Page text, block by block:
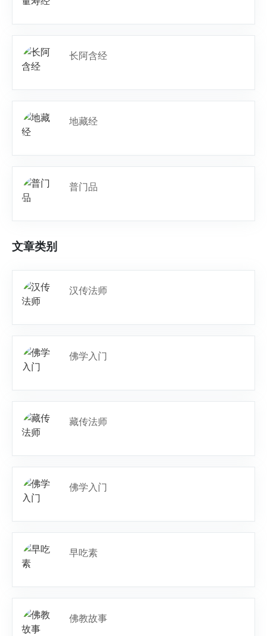
长阿含经
地藏经
普门品
文章类别
汉传法师
佛学入门
藏传法师
佛学入门
早吃素
佛教故事